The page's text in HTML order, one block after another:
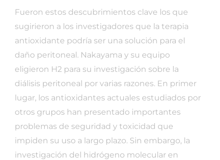
Fueron estos descubrimientos clave los que
sugirieron a los investigadores que la terapia
antioxidante podría ser una solución para el
daño peritoneal. Nakayama y su equipo
eligieron H2 para su investigación sobre la
diálisis peritoneal por varias razones. En primer
lugar, los antioxidantes actuales estudiados por
otros grupos han presentado importantes
problemas de seguridad y toxicidad que
impiden su uso a largo plazo. Sin embargo, la
investigación del hidrógeno molecular en